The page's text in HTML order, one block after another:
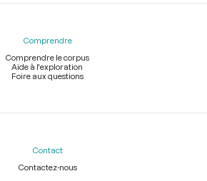
Comprendre
Comprendre le corpus
Aide à l'exploration
Foire aux questions
Contact
Contactez-nous